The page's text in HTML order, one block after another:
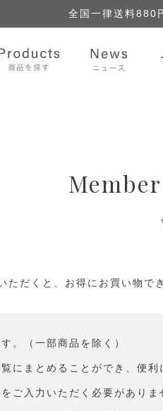
全国一律送料880
ただくと、お得にお買い物で
。（一部商品を除く）
にまとめることができ、便利
ご入力いただく必要がありま